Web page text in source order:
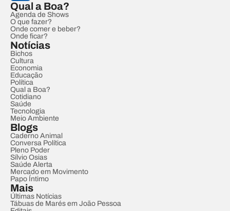
Qual a Boa?
Agenda de Shows
O que fazer?
Onde comer e beber?
Onde ficar?
Notícias
Bichos
Cultura
Economia
Educação
Política
Qual a Boa?
Cotidiano
Saúde
Tecnologia
Meio Ambiente
Blogs
Caderno Animal
Conversa Política
Pleno Poder
Sílvio Osias
Saúde Alerta
Mercado em Movimento
Papo Íntimo
Mais
Últimas Notícias
Tábuas de Marés em João Pessoa